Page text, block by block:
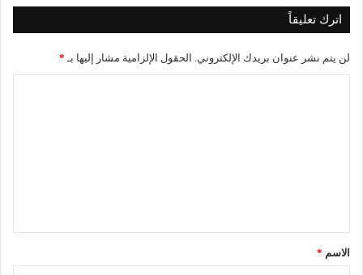
اترك تعليقاً
لن يتم نشر عنوان بريدك الإلكتروني. الحقول الإلزامية مشار إليها بـ *
الاسم *